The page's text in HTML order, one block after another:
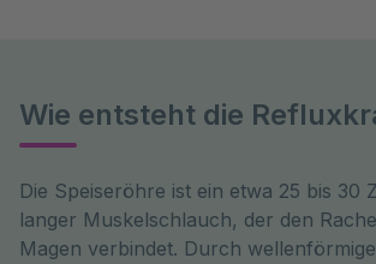
Wie entsteht die
Die Speiseröhre ist ein etwa 25 bis 30
langer Muskelschlauch, der den
Magen verbindet. Durch wellenförmige